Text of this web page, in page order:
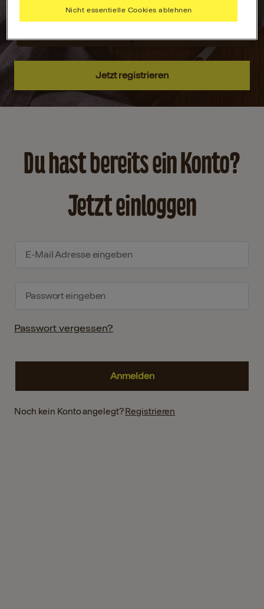
hab alles immer
griffbereit.
deinen Vorlieben.
Jetzt registrieren
Du hast bereits ein Konto?
Jetzt einloggen
Passwort vergessen?
Noch kein Konto angelegt? Registrieren
Nicht essentielle Cookies ablehnen